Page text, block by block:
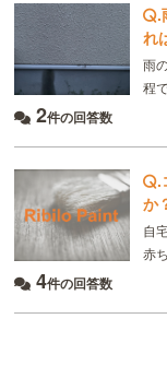
.
れ
雨
程
工
2件の回答数
.
か
自
赤
る
4件の回答数